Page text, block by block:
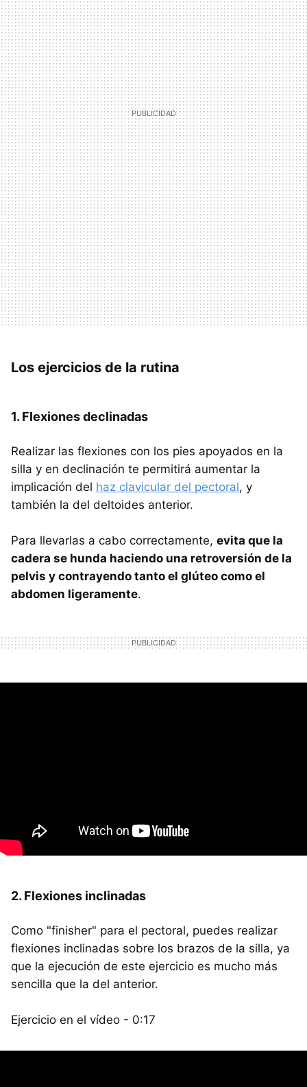
Los ejercicios de la rutina
1. Flexiones declinadas
Realizar las flexiones con los pies apoyados en la
silla y en declinación te permitirá aumentar la
implicación del haz clavicular del pectoral, y
también la del deltoides anterior.
Para llevarlas a cabo correctamente, evita que la
cadera se hunda haciendo una retroversión de la
pelvis y contrayendo tanto el glúteo como el
abdomen ligeramente.
2. Flexiones inclinadas
Como "finisher" para el pectoral, puedes realizar
flexiones inclinadas sobre los brazos de la silla, ya
que la ejecución de este ejercicio es mucho más
sencilla que la del anterior.
Ejercicio en el vídeo - 0:17